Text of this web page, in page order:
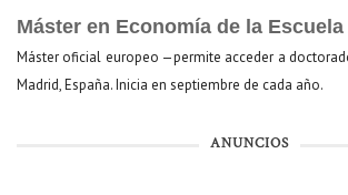
Máster en Economía de la
Máster oficial europeo —permite acceder a
Madrid, España. Inicia en septiembre de cada año.
ANUNCIOS